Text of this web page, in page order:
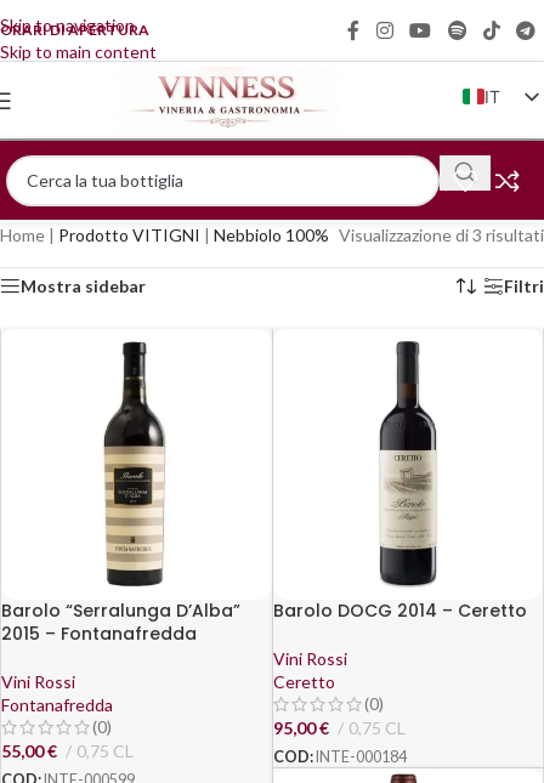
Skip to navigation
Skip to main content
ORARI DI APERTURA
IT
EN
FR
DE
Home | Prodotto VITIGNI | Nebbiolo 100% Visualizzazione di 3 risultati
Mostra sidebar Filtri
Barolo “Serralunga D’Alba”
2015 – Fontanafredda
Vini Rossi
Fontanafredda
(0)
55,00€ 0,75 CL
Barolo DOCG 2014 – Ceretto
Vini Rossi
Ceretto
(0)
95,00€ 0,75 CL
COD: INTE-000184